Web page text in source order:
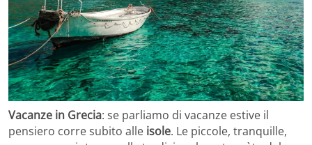
Vacanze in Grecia: se parliamo di vacanze estive il
pensiero corre subito alle isole. Le piccole, tranquille,